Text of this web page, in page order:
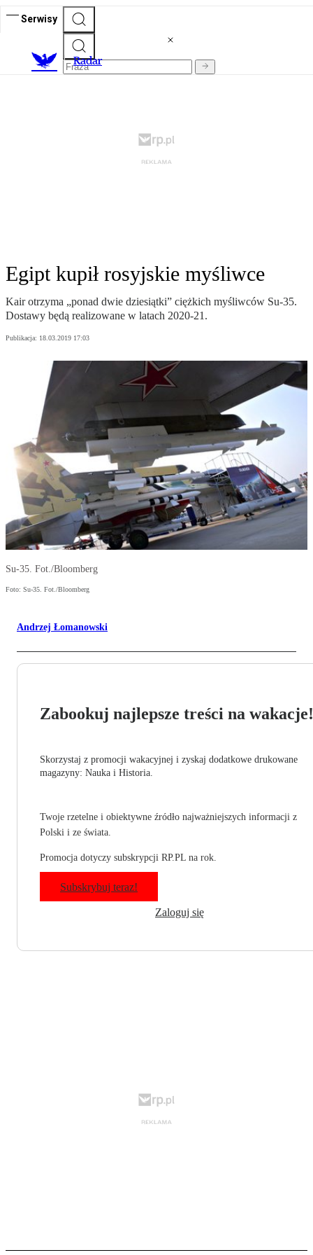
Serwisy
Radar
Egipt kupił rosyjskie myśliwce
Kair otrzyma „ponad dwie dziesiątki” ciężkich myśliwców Su-35.
Dostawy będą realizowane w latach 2020-21.
Publikacja: 18.03.2019 17:03
Su-35. Fot./Bloomberg
Foto: Su-35. Fot./Bloomberg
Andrzej Łomanowski
Zabookuj najlepsze treści na wakacje!
Skorzystaj z promocji wakacyjnej i zyskaj dodatkowe drukowane
magazyny: Nauka i Historia.
Twoje rzetelne i obiektywne źródło najważniejszych informacji z
Polski i ze świata.
Promocja dotyczy subskrypcji RP.PL na rok.
Subskrybuj teraz!
Zaloguj się